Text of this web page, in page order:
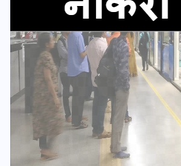
यूपी लेखपाल भर्ती:
मिली बड़ी राहत,
बंपर वैकेंसी, जनरल
कटौती
29 दिसम्बर